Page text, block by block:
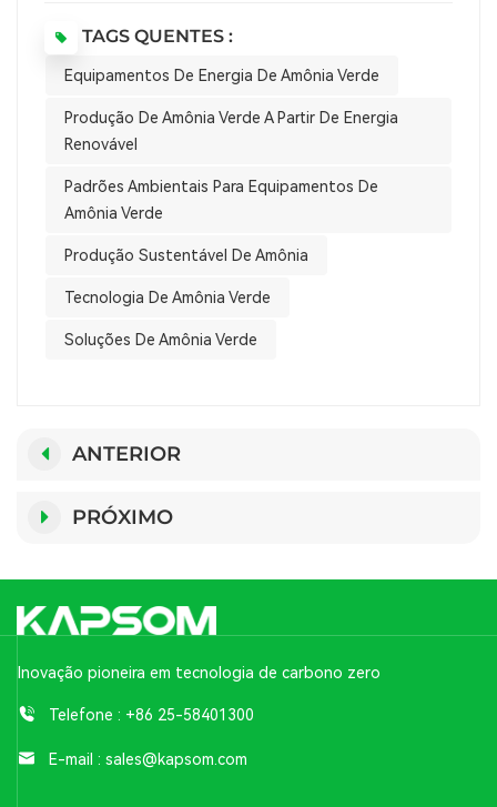
TAGS QUENTES :
Equipamentos De Energia De Amônia Verde
Produção De Amônia Verde A Partir De Energia
Renovável
Padrões Ambientais Para Equipamentos De
Amônia Verde
Produção Sustentável De Amônia
Tecnologia De Amônia Verde
Soluções De Amônia Verde
ANTERIOR
PRÓXIMO
Inovação pioneira em tecnologia de carbono zero
Telefone : +86 25-58401300
E-mail : sales@kapsom.com